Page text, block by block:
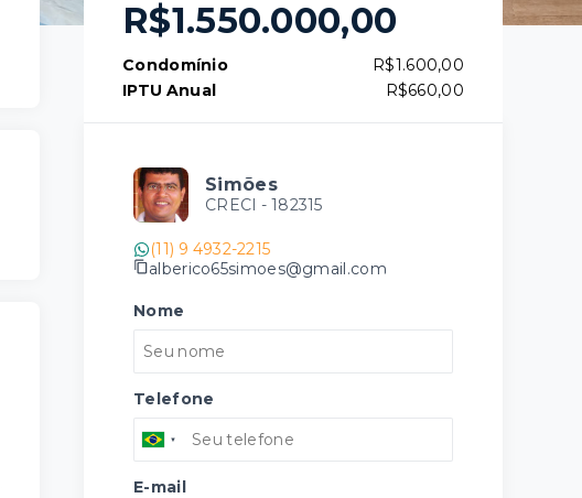
R$1.550.000,00
Condomínio
R$1.600,00
IPTU Anual
R$660,00
Simões
CRECI - 182315
(11) 9 4932-2215
alberico65simoes@gmail.com
Nome
Telefone
E-mail